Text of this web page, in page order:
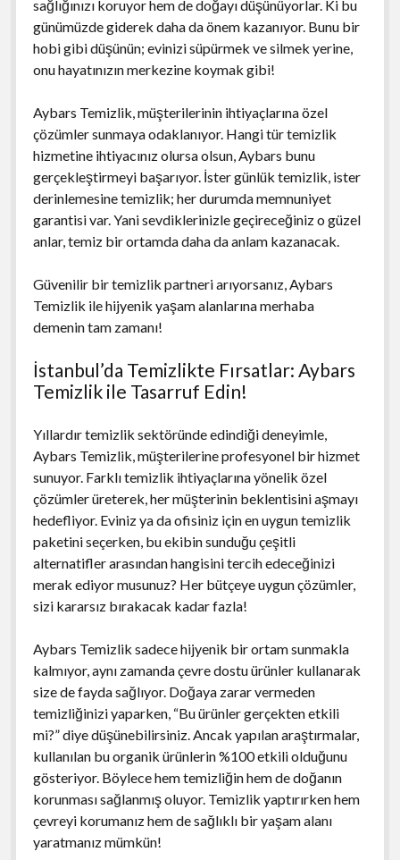
sağlığınızı koruyor hem de doğayı düşünüyorlar. Ki bu
günümüzde giderek daha da önem kazanıyor. Bunu bir
hobi gibi düşünün; evinizi süpürmek ve silmek yerine,
onu hayatınızın merkezine koymak gibi!
Aybars Temizlik, müşterilerinin ihtiyaçlarına özel
çözümler sunmaya odaklanıyor. Hangi tür temizlik
hizmetine ihtiyacınız olursa olsun, Aybars bunu
gerçekleştirmeyi başarıyor. İster günlük temizlik, ister
derinlemesine temizlik; her durumda memnuniyet
garantisi var. Yani sevdiklerinizle geçireceğiniz o güzel
anlar, temiz bir ortamda daha da anlam kazanacak.
Güvenilir bir temizlik partneri arıyorsanız, Aybars
Temizlik ile hijyenik yaşam alanlarına merhaba
demenin tam zamanı!
İstanbul’da Temizlikte Fırsatlar: Aybars
Temizlik ile Tasarruf Edin!
Yıllardır temizlik sektöründe edindiği deneyimle,
Aybars Temizlik, müşterilerine profesyonel bir hizmet
sunuyor. Farklı temizlik ihtiyaçlarına yönelik özel
çözümler üreterek, her müşterinin beklentisini aşmayı
hedefliyor. Eviniz ya da ofisiniz için en uygun temizlik
paketini seçerken, bu ekibin sunduğu çeşitli
alternatifler arasından hangisini tercih edeceğinizi
merak ediyor musunuz? Her bütçeye uygun çözümler,
sizi kararsız bırakacak kadar fazla!
Aybars Temizlik sadece hijyenik bir ortam sunmakla
kalmıyor, aynı zamanda çevre dostu ürünler kullanarak
size de fayda sağlıyor. Doğaya zarar vermeden
temizliğinizi yaparken, “Bu ürünler gerçekten etkili
mi?” diye düşünebilirsiniz. Ancak yapılan araştırmalar,
kullanılan bu organik ürünlerin %100 etkili olduğunu
gösteriyor. Böylece hem temizliğin hem de doğanın
korunması sağlanmış oluyor. Temizlik yaptırırken hem
çevreyi korumanız hem de sağlıklı bir yaşam alanı
yaratmanız mümkün!